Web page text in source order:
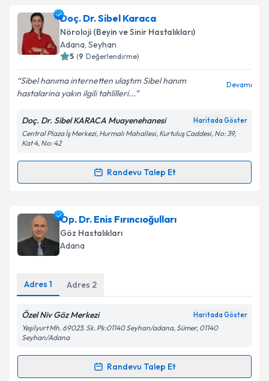
Doç. Dr. Mehmet Balaliçin randevu takvimi talebi
oluşturun. Size bu uzmandan randevu almanız için bir
takvim hazırlandığında e-posta ile bilgilendireceğiz.
Kişisel verilerimin işlenmesine ilişkin
Aydınlatma
Metni'ni okudum ve kişisel verilerimin belirtilen
kapsamda işlenmesini kabul ediyorum.
Takvim Talebini Gönder
Doç. Dr. Sibel Karaca
Nöroloji (Beyin ve Sinir Hastalıkları)
Adana, Seyhan
5 (9 Değerlendirme)
Sibel hanıma internetten ulaştım Sibel hanım
hastalarina yakın ilgili tahlilleri...
Devamı
Doç. Dr. Sibel KARACA Muayenehanesi Haritada Göster
Central Plaza İş Merkezi, Hurmalı Mahallesi, Kurtuluş Caddesi, No: 39,
Kat 4, No: 42
Randevu Talep Et
Randevu Takvimi Talebi
Doç. Dr. Sibel Karacaiçin randevu takvimi talebi
oluşturun. Size bu uzmandan randevu almanız için bir
takvim hazırlandığında e-posta ile bilgilendireceğiz.
Kişisel verilerimin işlenmesine ilişkinAydınlatma
Metni
Op. Dr. Enis Fırıncıoğulları
Göz Hastalıkları
Adana
Adres 1 Adres 2
Özel Niv Göz Merkezi Haritada Göster
Yeşilyurt Mh. 69023. Sk. Pk:01140 Seyhan/adana, Sümer, 01140
Seyhan/Adana
Randevu Talep Et
Randevu Takvimi Talebi